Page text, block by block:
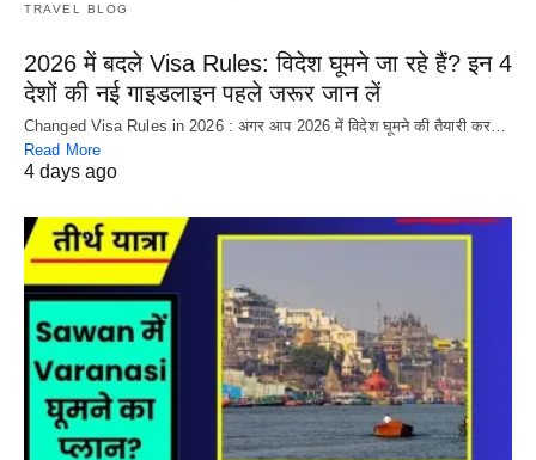
TRAVEL BLOG
2026 में बदले Visa Rules: विदेश घूमने जा रहे हैं? इन 4
देशों की नई गाइडलाइन पहले जरूर जान लें
Changed Visa Rules in 2026 : अगर आप 2026 में विदेश घूमने की तैयारी कर…
Read More
4 days ago